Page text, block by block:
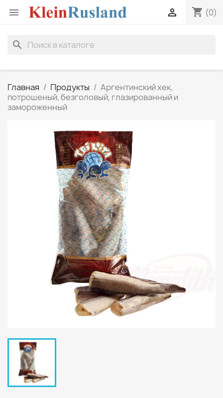
 shopping_cart (0)

search
Главная Продукты
Аргентинский хек,
потрошеный, безголовый, глазированный и
замороженный